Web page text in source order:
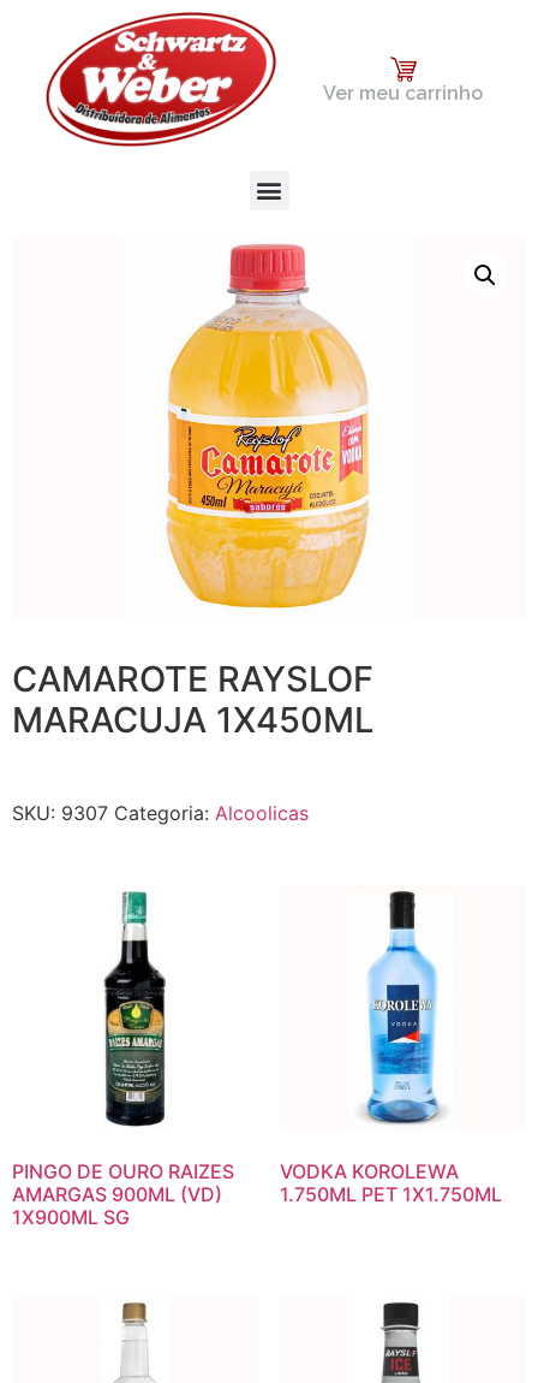
Ver meu carrinho
CAMAROTE RAYSLOF
MARACUJA 1X450ML
SKU: 9307 Categoria: Alcoolicas
PINGO DE OURO RAIZES
AMARGAS 900ML (VD)
1X900ML SG
VODKA KOROLEWA
1.750ML PET 1X1.750ML